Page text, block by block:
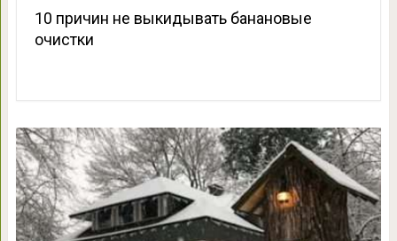
10 причин не выкидывать банановые
очистки